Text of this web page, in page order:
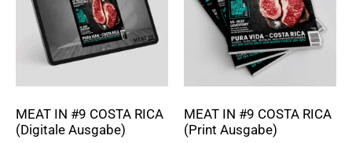
MEAT IN #9 COSTA RICA
(Digitale Ausgabe)
MEAT IN #9 COSTA RICA
(Print Ausgabe)